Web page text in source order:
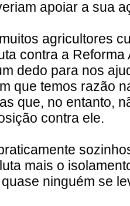
apoiar a sua
agricultores
contra a Reforma
dedo para nos
que temos razão
que, no entanto,
contra ele.
mais o
ninguém se